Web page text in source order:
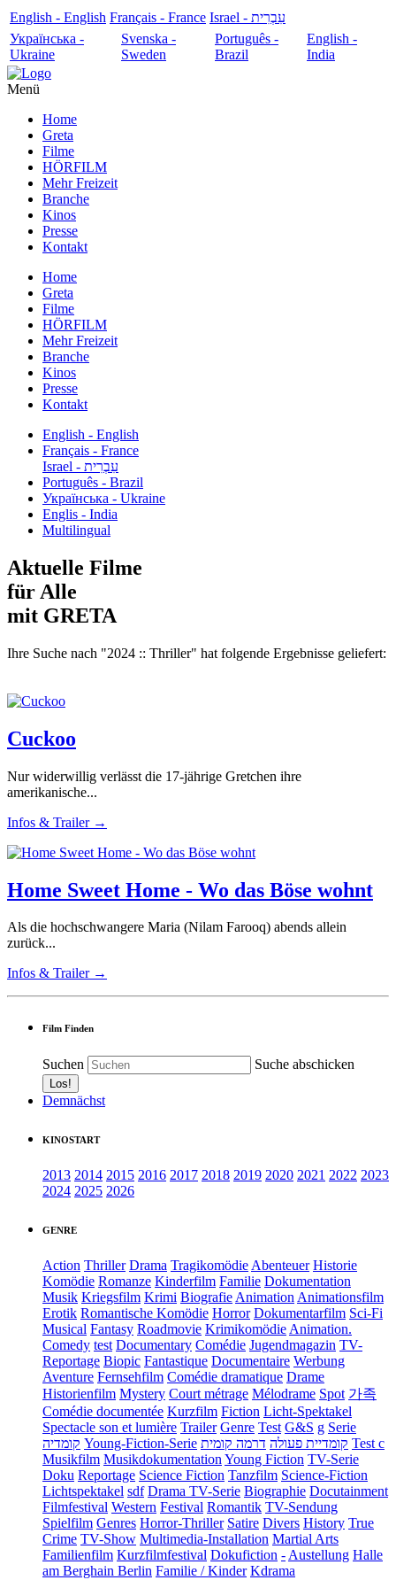
English - English Français - France
עִבְרִית - Israel
Українська -
Ukraine
Svenska -
Sweden
Português -
Brazil
English -
India
Menü
Home
Greta
Filme
HÖRFILM
Mehr Freizeit
Branche
Kinos
Presse
Kontakt
Home
Greta
Filme
HÖRFILM
Mehr Freizeit
Branche
Kinos
Presse
Kontakt
English - English
Français - France
עִבְרִית - Israel
Português - Brazil
Українська - Ukraine
Englis - India
Multilingual
Aktuelle Filme
für Alle
mit GRETA
Ihre Suche nach "2024 :: Thriller" hat folgende Ergebnisse geliefert:
Cuckoo
Nur widerwillig verlässt die 17-jährige Gretchen ihre
amerikanische...
Infos & Trailer →
Home Sweet Home - Wo das Böse wohnt
Als die hochschwangere Maria (Nilam Farooq) abends allein
zurück...
Infos & Trailer →
Film Finden
Suchen Suche abschicken
Demnächst
KINOSTART
2013 2014 2015 2016 2017 2018 2019 2020 2021 2022 2023
2024 2025 2026
GENRE
Action Thriller Drama Tragikomödie Abenteuer Historie
Komödie Romanze Kinderfilm Familie Dokumentation
Musik Kriegsfilm Krimi Biografie Animation Animationsfilm
Erotik Romantische Komödie Horror Dokumentarfilm Sci-Fi
Musical Fantasy Roadmovie Krimikomödie Animation.
Comedy test Documentary Comédie Jugendmagazin TV-
Reportage Biopic Fantastique Documentaire Werbung
Aventure Fernsehfilm Comédie dramatique Drame
Historienfilm Mystery Court métrage Mélodrame Spot 가족
Comédie documentée Kurzfilm Fiction Licht-Spektakel
Spectacle son et lumière Trailer Genre Test G&S g Serie
קומדיה Young-Fiction-Serie קומדיית פעולה דרמה קומית
Test c
Musikfilm Musikdokumentation Young Fiction TV-Serie
Doku Reportage Science Fiction Tanzfilm Science-Fiction
Lichtspektakel sdf Drama TV-Serie Biographie Docutainment
Filmfestival Western Festival Romantik TV-Sendung
Spielfilm Genres Horror-Thriller Satire Divers History True
Crime TV-Show Multimedia-Installation Martial Arts
Familienfilm Kurzfilmfestival Dokufiction - Austellung Halle
am Berghain Berlin Familie / Kinder Kdrama